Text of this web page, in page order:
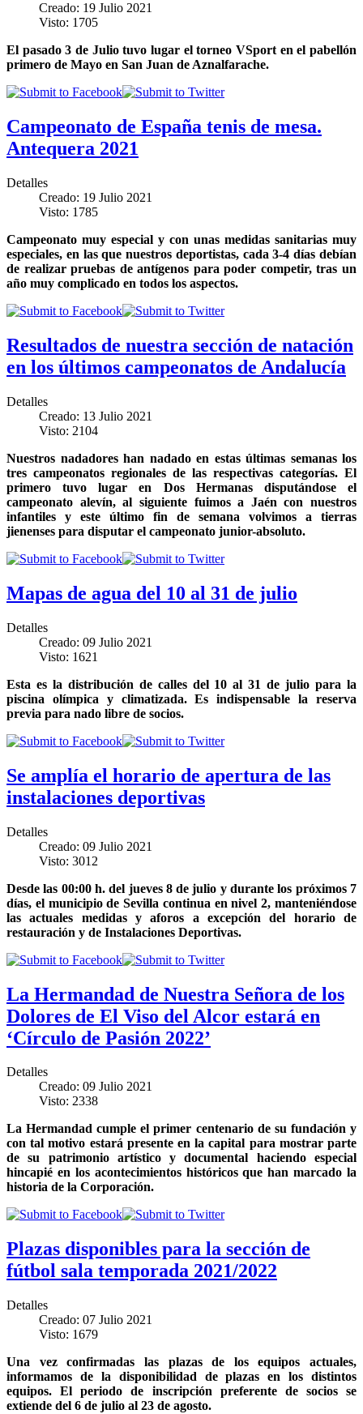
Creado: 19 Julio 2021
Visto: 1705
El pasado 3 de Julio tuvo lugar el torneo VSport en el pabellón
primero de Mayo en San Juan de Aznalfarache.
Campeonato de España tenis de mesa.
Antequera 2021
Detalles
Creado: 19 Julio 2021
Visto: 1785
Campeonato muy especial y con unas medidas sanitarias muy
especiales, en las que nuestros deportistas, cada 3-4 días debían
de realizar pruebas de antígenos para poder competir, tras un
año muy complicado en todos los aspectos.
Resultados de nuestra sección de natación
en los últimos campeonatos de Andalucía
Detalles
Creado: 13 Julio 2021
Visto: 2104
Nuestros nadadores han nadado en estas últimas semanas los
tres campeonatos regionales de las respectivas categorías. El
primero tuvo lugar en Dos Hermanas disputándose el
campeonato alevín, al siguiente fuimos a Jaén con nuestros
infantiles y este último fin de semana volvimos a tierras
jienenses para disputar el campeonato junior-absoluto.
Mapas de agua del 10 al 31 de julio
Detalles
Creado: 09 Julio 2021
Visto: 1621
Esta es la distribución de calles del 10 al 31 de julio para la
piscina olímpica y climatizada. Es indispensable la reserva
previa para nado libre de socios.
Se amplía el horario de apertura de las
instalaciones deportivas
Detalles
Creado: 09 Julio 2021
Visto: 3012
Desde las 00:00 h. del jueves 8 de julio y durante los próximos 7
días, el municipio de Sevilla continua en nivel 2, manteniéndose
las actuales medidas y aforos a excepción del horario de
restauración y de Instalaciones Deportivas.
La Hermandad de Nuestra Señora de los
Dolores de El Viso del Alcor estará en
‘Círculo de Pasión 2022’
Detalles
Creado: 09 Julio 2021
Visto: 2338
La Hermandad cumple el primer centenario de su fundación y
con tal motivo estará presente en la capital para mostrar parte
de su patrimonio artístico y documental haciendo especial
hincapié en los acontecimientos históricos que han marcado la
historia de la Corporación.
Plazas disponibles para la sección de
fútbol sala temporada 2021/2022
Detalles
Creado: 07 Julio 2021
Visto: 1679
Una vez confirmadas las plazas de los equipos actuales,
informamos de la disponibilidad de plazas en los distintos
equipos. El periodo de inscripción preferente de socios se
extiende del 6 de julio al 23 de agosto.